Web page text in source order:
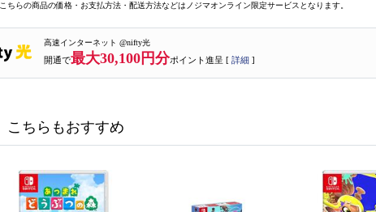
こちらの商品の価格・お支払方法・配送方法などはノジマオンライン限定サービスとなります。
高速インターネット @nifty光
開通で最大30,100円分ポイント進呈 [ 詳細 ]
こちらもおすすめ